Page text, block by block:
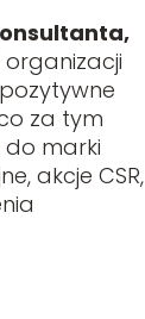
za tym
do marki
akcje CSR,